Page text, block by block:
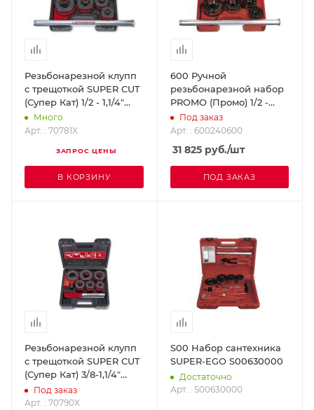
Резьбонарезной клупп
с трещоткой SUPER CUT
(Супер Кат) 1/2 - 1,1/4"
BSPT ROTHENBERGER
70781X
Много
Арт. : 70781X
ЗАПРОС ЦЕНЫ
В КОРЗИНУ
600 Ручной
резьбонарезной набор
PROMO (Промо) 1/2 -
1,1/4" BSPT SUPER-EGO
600240600
Под заказ
Арт. : 600240600
31 825руб./шт
ПОД ЗАКАЗ
Резьбонарезной клупп
с трещоткой SUPER CUT
(Супер Кат) 3/8-1,1/4"
BSPT ROTHENBERGER
70790X
Под заказ
Арт. : 70790X
S00 Набор сантехника
SUPER-EGO S00630000
Достаточно
Арт. : S00630000